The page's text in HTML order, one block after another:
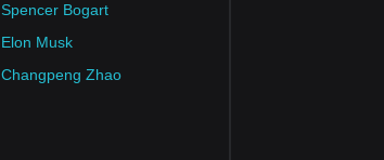
Spencer Bogart
Elon Musk
Changpeng Zhao